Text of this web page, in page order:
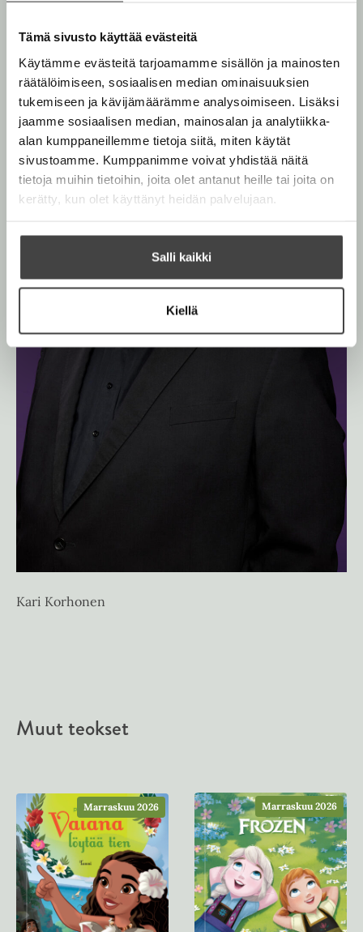
Tämä sivusto käyttää evästeitä
Käytämme evästeitä tarjoamamme sisällön ja mainosten
räätälöimiseen, sosiaalisen median ominaisuuksien
tukemiseen ja kävijämäärämme analysoimiseen. Lisäksi
jaamme sosiaalisen median, mainosalan ja analytiikka-
alan kumppaneillemme tietoja siitä, miten käytät
sivustoamme. Kumppanimme voivat yhdistää näitä
tietoja muihin tietoihin, joita olet antanut heille tai joita on
kerätty, kun olet käyttänyt heidän palvelujaan.
Salli kaikki
Kiellä
i
o
r
h
n
e
n
O
h
i
t
a
k
u
a
O
h
i
t
a
k
u
a
Kari Korhonen
Muut teokset
Marraskuu 2026 Marraskuu 2026